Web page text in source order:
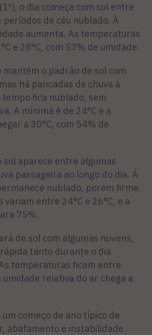
o dia começa com sol entre
períodos de céu nublado. À
aumenta. As temperaturas
e 28°C, com 57% de umidade.
o padrão de sol com
há pancadas de chuva à
fica nublado, sem
A mínima é de 24°C e a
a 30°C, com 54% de
sol aparece entre algumas
passageira ao longo do dia. À
nublado, porém firme.
entre 24°C e 26°C, e a
75%.
de sol com algumas nuvens,
tanto durante o dia
temperaturas ficam entre
umidade relativa do ar chega a
começo de ano típico de
abafamento e instabilidade